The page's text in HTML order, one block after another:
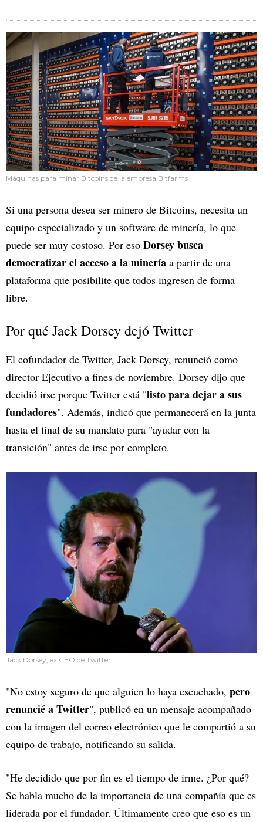
Máquinas para minar Bitcoins de la empresa Bitfarms
Si una persona desea ser minero de Bitcoins, necesita un
equipo especializado y un software de minería, lo que
puede ser muy costoso. Por eso Dorsey busca
democratizar el acceso a la minería a partir de una
plataforma que posibilite que todos ingresen de forma
libre.
Por qué Jack Dorsey dejó Twitter
El cofundador de Twitter, Jack Dorsey, renunció como
director Ejecutivo a fines de noviembre. Dorsey dijo que
decidió irse porque Twitter está "listo para dejar a sus
fundadores". Además, indicó que permanecerá en la junta
hasta el final de su mandato para "ayudar con la
transición" antes de irse por completo.
Jack Dorsey, ex CEO de Twitter
"No estoy seguro de que alguien lo haya escuchado, pero
renuncié a Twitter", publicó en un mensaje acompañado
con la imagen del correo electrónico que le compartió a su
equipo de trabajo, notificando su salida.
"He decidido que por fin es el tiempo de irme. ¿Por qué?
Se habla mucho de la importancia de una compañía que es
liderada por el fundador. Últimamente creo que eso es un